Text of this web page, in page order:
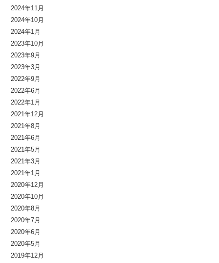
2024年11月
2024年10月
2024年1月
2023年10月
2023年9月
2023年3月
2022年9月
2022年6月
2022年1月
2021年12月
2021年8月
2021年6月
2021年5月
2021年3月
2021年1月
2020年12月
2020年10月
2020年8月
2020年7月
2020年6月
2020年5月
2019年12月